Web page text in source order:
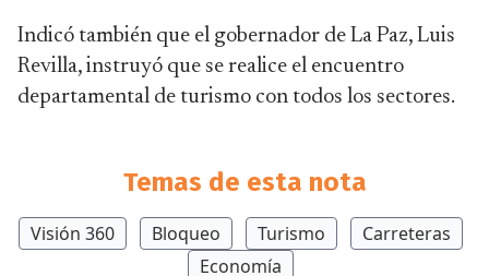
Indicó también que el gobernador de La Paz, Luis
Revilla, instruyó que se realice el encuentro
departamental de turismo con todos los sectores.
Temas de esta nota
Visión 360 Bloqueo Turismo
Carreteras
Economía